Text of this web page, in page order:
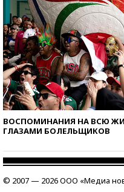
ВОСПОМИНАНИЯ НА ВСЮ
ГЛАЗАМИ БОЛЕЛЬЩИКОВ
© 2007 — 2026 ООО «Медиа